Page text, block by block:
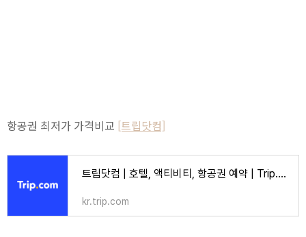
항공권 최저가 가격비교 [트립닷컴]
트립닷컴 | 호텔, 액티비티, 항공권 예약 | Trip.com
kr.trip.com